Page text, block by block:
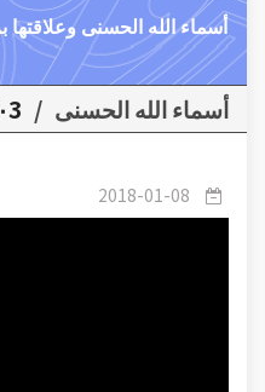
الله الرقيب وعلاقته برمضان.
أسماء الله الحسنى / ٠3الأسماء المختصرة
2018-01-08